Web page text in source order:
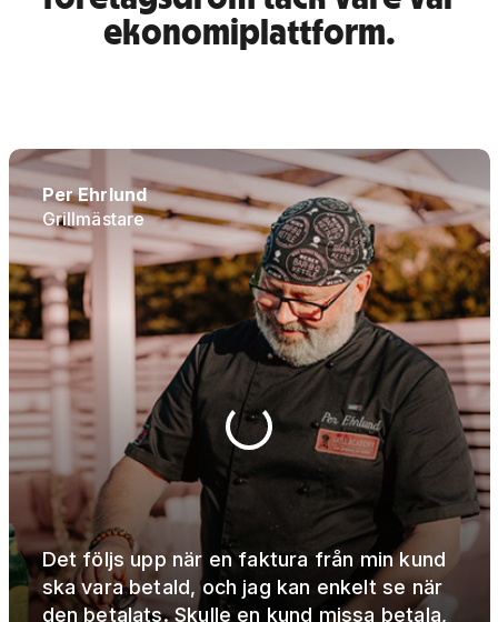
ekonomiplattform.
Per Ehrlund
Grillmästare
Det följs upp när en faktura från min kund
ska vara betald, och jag kan enkelt se när
den betalats. Skulle en kund missa betala,